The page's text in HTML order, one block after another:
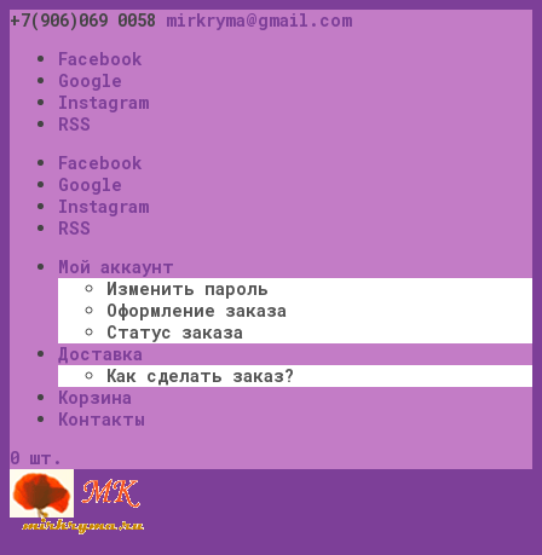
+7(906)069 0058 mirkryma@gmail.com
Facebook
Google
Instagram
RSS
Facebook
Google
Instagram
RSS
Мой аккаунт
Изменить пароль
Оформление заказа
Статус заказа
Доставка
Как сделать заказ?
Корзина
Контакты
0 шт.